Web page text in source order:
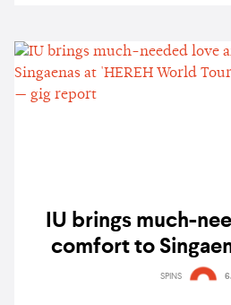
IU brings much-
comfort to
World Tour' concert
SPINS